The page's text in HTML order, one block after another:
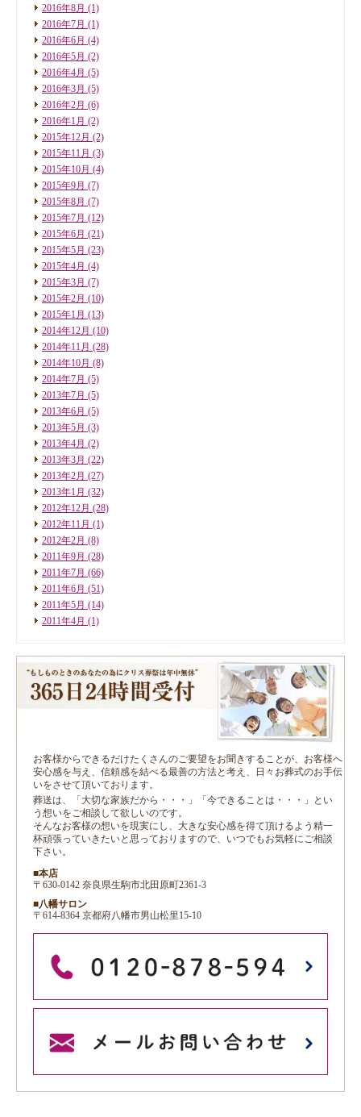
2016年8月 (1)
2016年7月 (1)
2016年6月 (4)
2016年5月 (2)
2016年4月 (5)
2016年3月 (5)
2016年2月 (6)
2016年1月 (2)
2015年12月 (2)
2015年11月 (3)
2015年10月 (4)
2015年9月 (7)
2015年8月 (7)
2015年7月 (12)
2015年6月 (21)
2015年5月 (23)
2015年4月 (4)
2015年3月 (7)
2015年2月 (10)
2015年1月 (13)
2014年12月 (10)
2014年11月 (28)
2014年10月 (8)
2014年7月 (5)
2013年7月 (5)
2013年6月 (5)
2013年5月 (3)
2013年4月 (2)
2013年3月 (22)
2013年2月 (27)
2013年1月 (32)
2012年12月 (28)
2012年11月 (1)
2012年2月 (8)
2011年9月 (28)
2011年7月 (66)
2011年6月 (51)
2011年5月 (14)
2011年4月 (1)
お客様からできるだけたくさんのご要望をお聞きすることが、お客様へ
安心感を与え、信頼感を結べる最善の方法と考え、日々お葬式のお手伝
いをさせて頂いております。
葬送は、「大切な家族だから・・・」「今できることは・・・」とい
う想いをご相談して欲しいのです。
そんなお客様の想いを現実にし、大きな安心感を得て頂けるよう精一
杯頑張っていきたいと思っておりますので、いつでもお気軽にご相談
下さい。
■本店
〒630-0142 奈良県生駒市北田原町2361-3
■八幡サロン
〒614-8364 京都府八幡市男山松里15-10